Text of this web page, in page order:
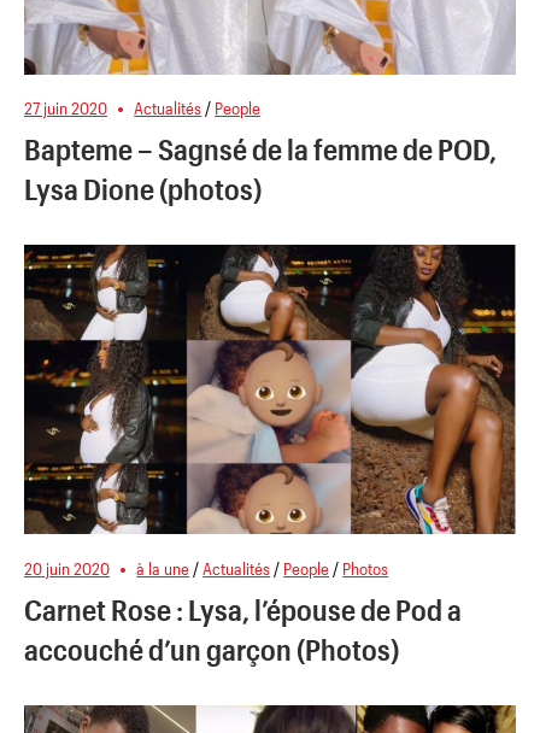
27 juin 2020 Actualités / People
Bapteme – Sagnsé de la femme de POD,
Lysa Dione (photos)
20 juin 2020 à la une /Actualités / People / Photos
Carnet Rose : Lysa, l’épouse de Pod a
accouché d’un garçon (Photos)